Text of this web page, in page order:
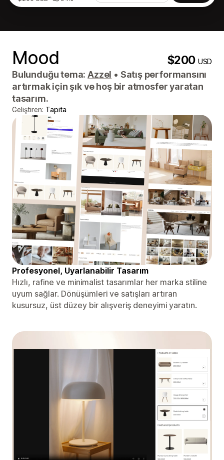
Mood $200USD
Bulunduğu tema:Azzel • Satış performansını
artırmak için şık ve hoş bir atmosfer yaratan
tasarım.
Geliştiren: Tapita
Profesyonel, Uyarlanabilir Tasarım
Hızlı, rafine ve minimalist tasarımlar her marka stiline
uyum sağlar. Dönüşümleri ve satışları artıran
kusursuz, üst düzey bir alışveriş deneyimi yaratın.